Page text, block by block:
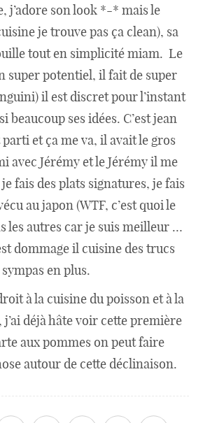
j’adore son look *-* mais le
je trouve pas ça clean), sa
tout en simplicité miam. Le
super potentiel, il fait de super
il est discret pour l’instant
beaucoup ses idées. C’est jean
et ça me va, il avait le gros
avec Jérémy et le Jérémy il me
fais des plats signatures, je fais
au japon (WTF, c’est quoi le
les autres car je suis meilleur …
dommage il cuisine des trucs
sympas en plus.
à la cuisine du poisson et à la
déjà hâte voir cette première
aux pommes on peut faire
autour de cette déclinaison.